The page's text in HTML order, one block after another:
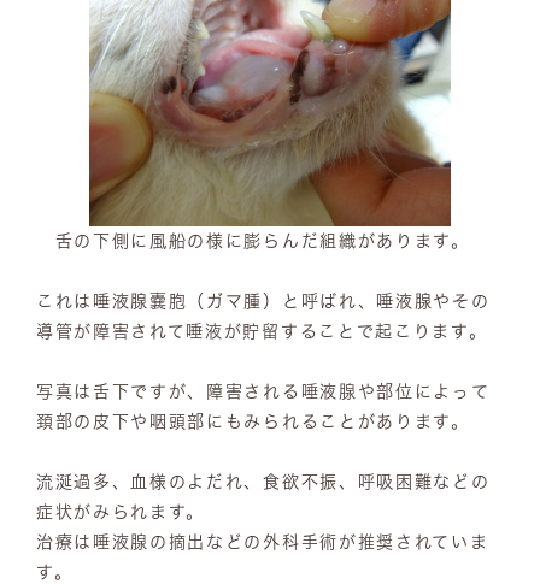
舌の下側に風船の様に膨らんだ組織があります。
これは唾液腺嚢胞（ガマ腫）と呼ばれ、唾液腺やその
導管が障害されて唾液が貯留することで起こります。
写真は舌下ですが、障害される唾液腺や部位によって
頚部の皮下や咽頭部にもみられることがあります。
流涎過多、血様のよだれ、食欲不振、呼吸困難などの
症状がみられます。
治療は唾液腺の摘出などの外科手術が推奨されていま
す。